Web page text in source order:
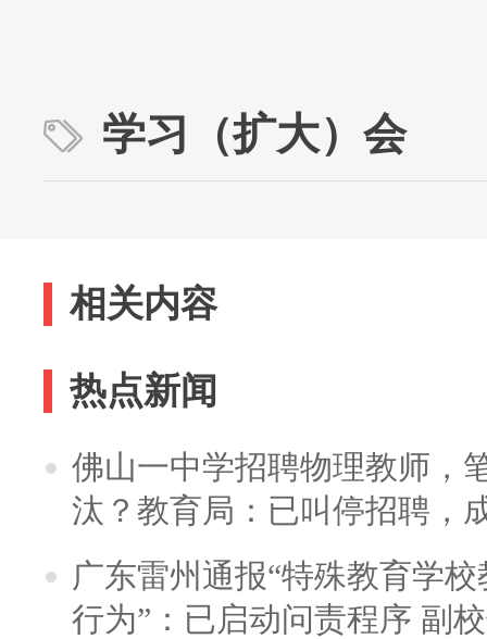
学习（扩大）会
相关内容
热点新闻
佛山一中学招聘物理教师，
汰？教育局：已叫停招聘，
广东雷州通报“特殊教育学
行为”：已启动问责程序 副